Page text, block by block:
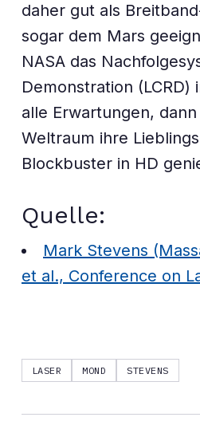
daher gut als
sogar dem Mars
NASA das
Demonstration
alle Erwartungen,
Weltraum ihre
Blockbuster in HD
Quelle:
Mark Stevens
et al., Conference on
LASER MOND STEVENS